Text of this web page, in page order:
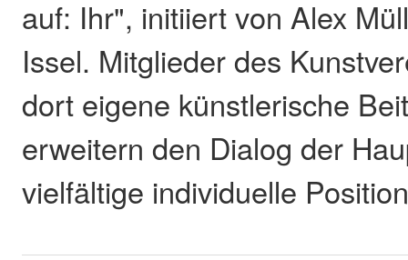
auf: Ihr", initiiert von Alex
Issel. Mitglieder des
dort eigene künstlerische
erweitern den Dialog der
vielfältige individuelle